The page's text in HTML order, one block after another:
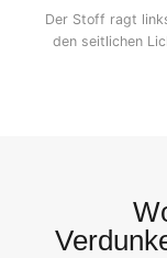
Der Stoff ragt
den seitlichen